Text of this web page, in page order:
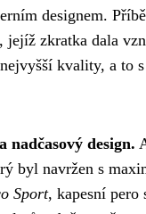
designem.
zkratka dala
kvality, a to
nadčasový design.
byl navržen s
Sport, kapesní pero